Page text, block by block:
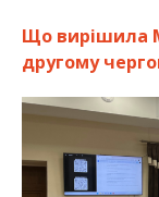
Що вирішила
другому